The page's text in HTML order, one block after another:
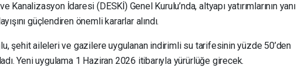
Kanalizasyon İdaresi (DESKİ) Genel Kurulu’nda, altyapı yatırımlarının yanı
güçlendiren önemli kararlar alındı.
şehit aileleri ve gazilere uygulanan indirimli su tarifesinin yüzde 50’den
Yeni uygulama 1 Haziran 2026 itibarıyla yürürlüğe girecek.